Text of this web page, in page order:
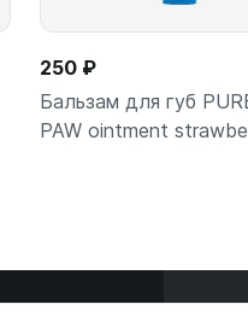
В корзину
250 ₽
Бальзам для губ
PAW ointment